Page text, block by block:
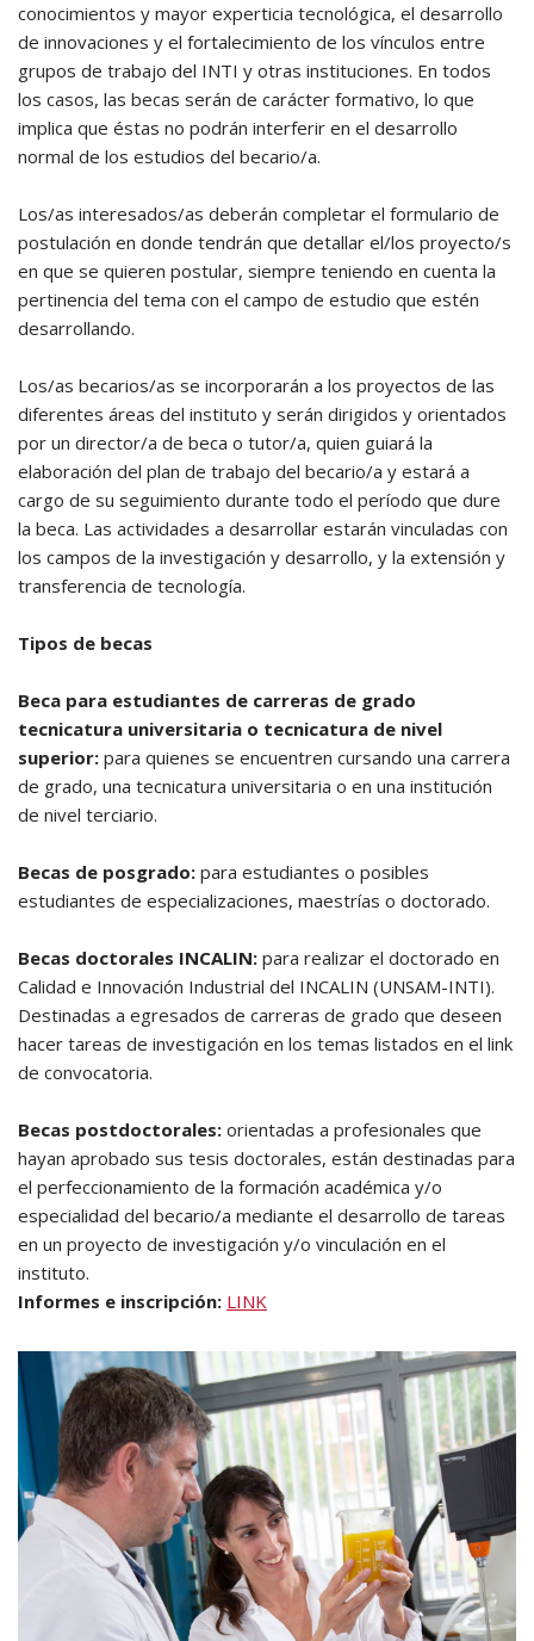
conocimientos y mayor experticia tecnológica, el desarrollo
de innovaciones y el fortalecimiento de los vínculos entre
grupos de trabajo del INTI y otras instituciones. En todos
los casos, las becas serán de carácter formativo, lo que
implica que éstas no podrán interferir en el desarrollo
normal de los estudios del becario/a.
Los/as interesados/as deberán completar el formulario de
postulación en donde tendrán que detallar el/los proyecto/s
en que se quieren postular, siempre teniendo en cuenta la
pertinencia del tema con el campo de estudio que estén
desarrollando.
Los/as becarios/as se incorporarán a los proyectos de las
diferentes áreas del instituto y serán dirigidos y orientados
por un director/a de beca o tutor/a, quien guiará la
elaboración del plan de trabajo del becario/a y estará a
cargo de su seguimiento durante todo el período que dure
la beca. Las actividades a desarrollar estarán vinculadas con
los campos de la investigación y desarrollo, y la extensión y
transferencia de tecnología.
Tipos de becas
Beca para estudiantes de carreras de grado
tecnicatura universitaria o tecnicatura de nivel
superior: para quienes se encuentren cursando una carrera
de grado, una tecnicatura universitaria o en una institución
de nivel terciario.
Becas de posgrado: para estudiantes o posibles
estudiantes de especializaciones, maestrías o doctorado.
Becas doctorales INCALIN: para realizar el doctorado en
Calidad e Innovación Industrial del INCALIN (UNSAM-INTI).
Destinadas a egresados de carreras de grado que deseen
hacer tareas de investigación en los temas listados en el link
de convocatoria.
Becas postdoctorales: orientadas a profesionales que
hayan aprobado sus tesis doctorales, están destinadas para
el perfeccionamiento de la formación académica y/o
especialidad del becario/a mediante el desarrollo de tareas
en un proyecto de investigación y/o vinculación en el
instituto.
Informes e inscripción: LINK